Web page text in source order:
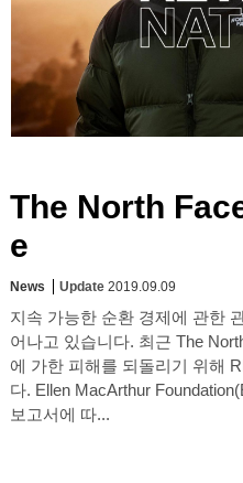
The North
e
News Update 2019.09.09
지속 가능한 순환 경제에 관한
어나고 있습니다. 최근 The
에 가한 피해를 되돌리기 위해
다. Ellen MacArthur Foundation(EMF, 영국의 순환경제 자선단체)
보고서에 따...